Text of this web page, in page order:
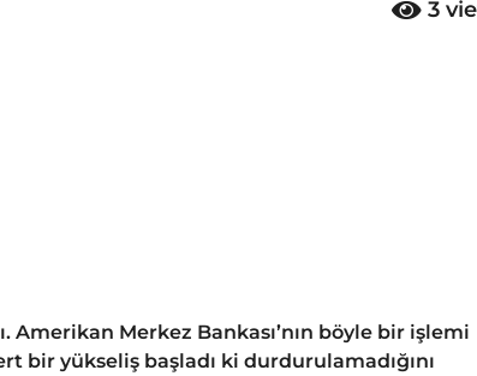
3
Amerikan Merkez Bankası’nın böyle bir işlemi
bir yükseliş başladı ki durdurulamadığını